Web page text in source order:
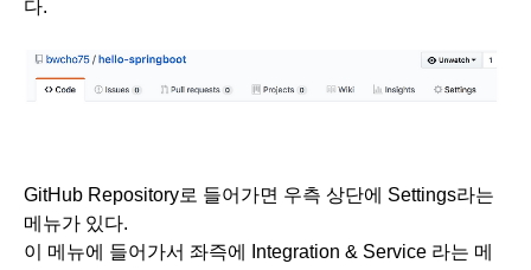
다.
GitHub Repository로 들어가면 우측 상단에 Settings라는
메뉴가 있다.
이 메뉴에 들어가서 좌즉에 Integration & Service 라는 메